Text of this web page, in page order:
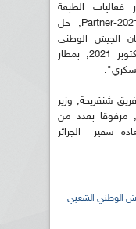
فعاليات الطبعة
العاشرة للمعرض الدولي للأسلحة Partner-2021, حل
الجيش الوطني
الشعبي مساء هذا اليوم الأحد 10 أكتوبر 2021, بمطار
شنقريحة, وزير
مرفوقا بعدد من
سفير الجزائر
الوطني الشعبي